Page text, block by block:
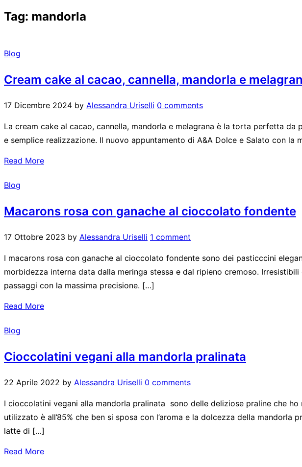
Tag: mandorla
Blog
Cream cake al cacao, cannella, mandorla e
17 Dicembre 2024 by Alessandra Uriselli 0 comments
La cream cake al cacao, cannella, mandorla e melagrana è la torta perfetta
e semplice realizzazione. Il nuovo appuntamento di A&A Dolce e Salato con
Read More
Blog
Macarons rosa con ganache al cioccolato fondente
17 Ottobre 2023 by Alessandra Uriselli 1 comment
I macarons rosa con ganache al cioccolato fondente sono dei pasticccini
morbidezza interna data dalla meringa stessa e dal ripieno cremoso.
passaggi con la massima precisione. […]
Read More
Blog
Cioccolatini vegani alla mandorla pralinata
22 Aprile 2022 by Alessandra Uriselli 0 comments
I cioccolatini vegani alla mandorla pralinata sono delle deliziose praline che
utilizzato è all’85% che ben si sposa con l’aroma e la dolcezza della
latte di […]
Read More